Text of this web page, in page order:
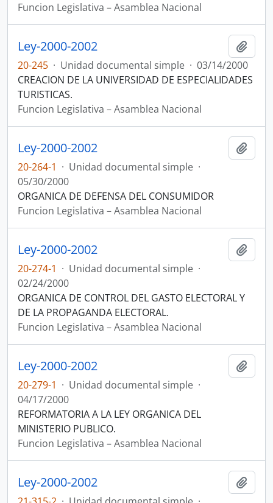
Funcion Legislativa – Asamblea Nacional
Ley-2000-2002
20-245 · Unidad documental simple · 03/14/2000
CREACION DE LA UNIVERSIDAD DE ESPECIALIDADES
TURISTICAS.
Funcion Legislativa – Asamblea Nacional
Ley-2000-2002
20-264-1 · Unidad documental simple ·
05/30/2000
ORGANICA DE DEFENSA DEL CONSUMIDOR
Funcion Legislativa – Asamblea Nacional
Ley-2000-2002
20-274-1 · Unidad documental simple ·
02/24/2000
ORGANICA DE CONTROL DEL GASTO ELECTORAL Y
DE LA PROPAGANDA ELECTORAL.
Funcion Legislativa – Asamblea Nacional
Ley-2000-2002
20-279-1 · Unidad documental simple ·
04/17/2000
REFORMATORIA A LA LEY ORGANICA DEL
MINISTERIO PUBLICO.
Funcion Legislativa – Asamblea Nacional
Ley-2000-2002